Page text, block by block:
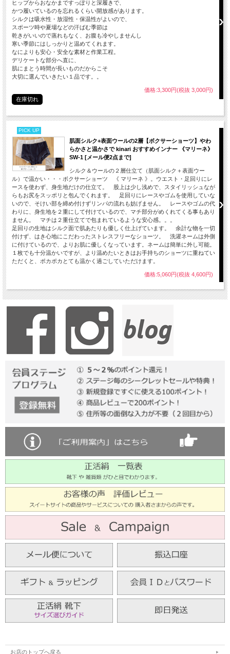
ヒップからおなかまですっぽりと深履きで、
かつ履いているのを忘れるくらい開放感があります。
シルクは吸水性・放湿性・保温性がよいので、
スポーツ時や夏場などの汗ばむ季節は
乾きがいいので蒸れもなく、お腹も冷やしませんし
寒い季節にはしっかりと温めてくれます。
なによりも安心・安全な素材と作業工程。
デリケートな部分へ直に、
肌にまとう時間が長いものだからこそ
大切に選んでいきたい１品です。。
価格:3,300円(税抜 3,000円)
在庫切れ
PICK UP
肌面シルク+表面ウールの2層【ボクサーショーツ】やわ
らかさと温かさで kinari おすすめインナー 《マリーネ》
SW-1 [メール便2点まで]
シルク＆ウールの２層仕立て（肌面シルク＋表面ウー
ル）で温かい・・・ボクサーショーツ 《 マリーネ 》。ウエスト・足回りにレ
ースを使わず、身生地だけの仕立て。 股上は少し浅めで、スタイリッシュなが
らもお尻をスッポリと包んでくれます。 足回りにレースやゴムを使用していな
いので、そけい部を締め付けずリンパの流れも妨げません。 レースやゴムの代
わりに、身生地を２重にして付けているので、マチ部分がめくれてくる事もあり
ません。 マチは２重仕立てで包まれているような安心感。。。
足回りの生地はシルク面で肌あたりも優しく仕上げています。 余計な物を一切
付けず、はき心地にこだわったストレスフリーなショーツ。 洗濯ネームは外側
に付けているので、よりお肌に優しくなっています。ネームは簡単に外し可能。
１枚でも十分温かいですが、より温めたいときはお手持ちのショーツに重ねてい
ただくと、ポカポカとても温かく過ごしていただけます。
価格:5,060円(税抜 4,600円)
お店のトップへ戻る